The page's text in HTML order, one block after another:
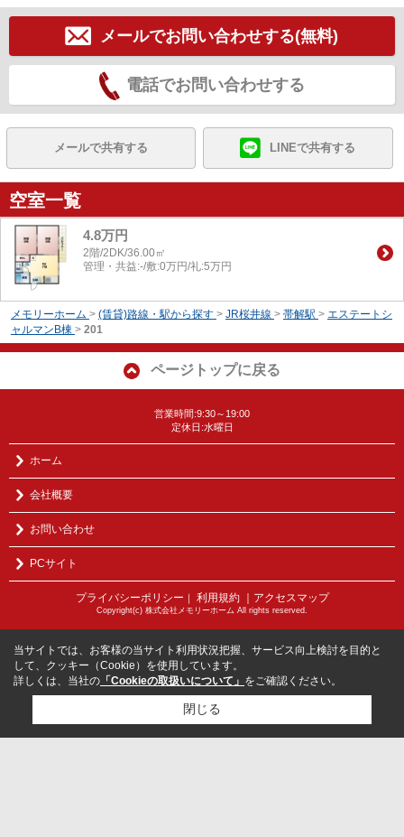
メールでお問い合わせする(無料)
電話でお問い合わせする
メールで共有する LINEで共有する
空室一覧
4.8万円
2階/2DK/36.00㎡
管理・共益:-/敷:0万円/礼:5万円
メモリーホーム > (賃貸)路線・駅から探す > JR桜井線 > 帯解駅 > エステートシ
ャルマンB棟 > 201
ページトップに戻る
営業時間:9:30～19:00
定休日:水曜日
ホーム
会社概要
お問い合わせ
PCサイト
プライバシーポリシー ｜ 利用規約 ｜アクセスマップ
Copyright(c) 株式会社メモリーホーム All rights reserved.
当サイトでは、お客様の当サイト利用状況把握、サービス向上検討を目的と
して、クッキー（Cookie）を使用しています。
詳しくは、当社の 「Cookieの取扱いについて」 をご確認ください。
閉じる